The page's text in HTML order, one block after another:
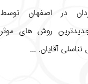
در اصفهان توسط
روش های موثر
تناسلی آقایان. ...